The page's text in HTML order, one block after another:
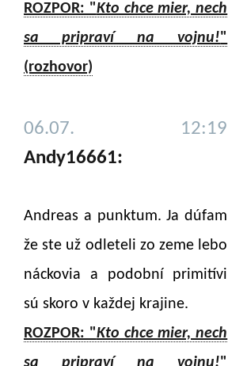
ROZPOR: "Kto chce mier, nech
sa pripraví na vojnu!"
(rozhovor)
06.07. 12:19
Andy16661:
Andreas a punktum. Ja dúfam
že ste už odleteli zo zeme lebo
náckovia a podobní primitívi
sú skoro v každej krajine.
ROZPOR: "Kto chce mier, nech
sa pripraví na vojnu!"